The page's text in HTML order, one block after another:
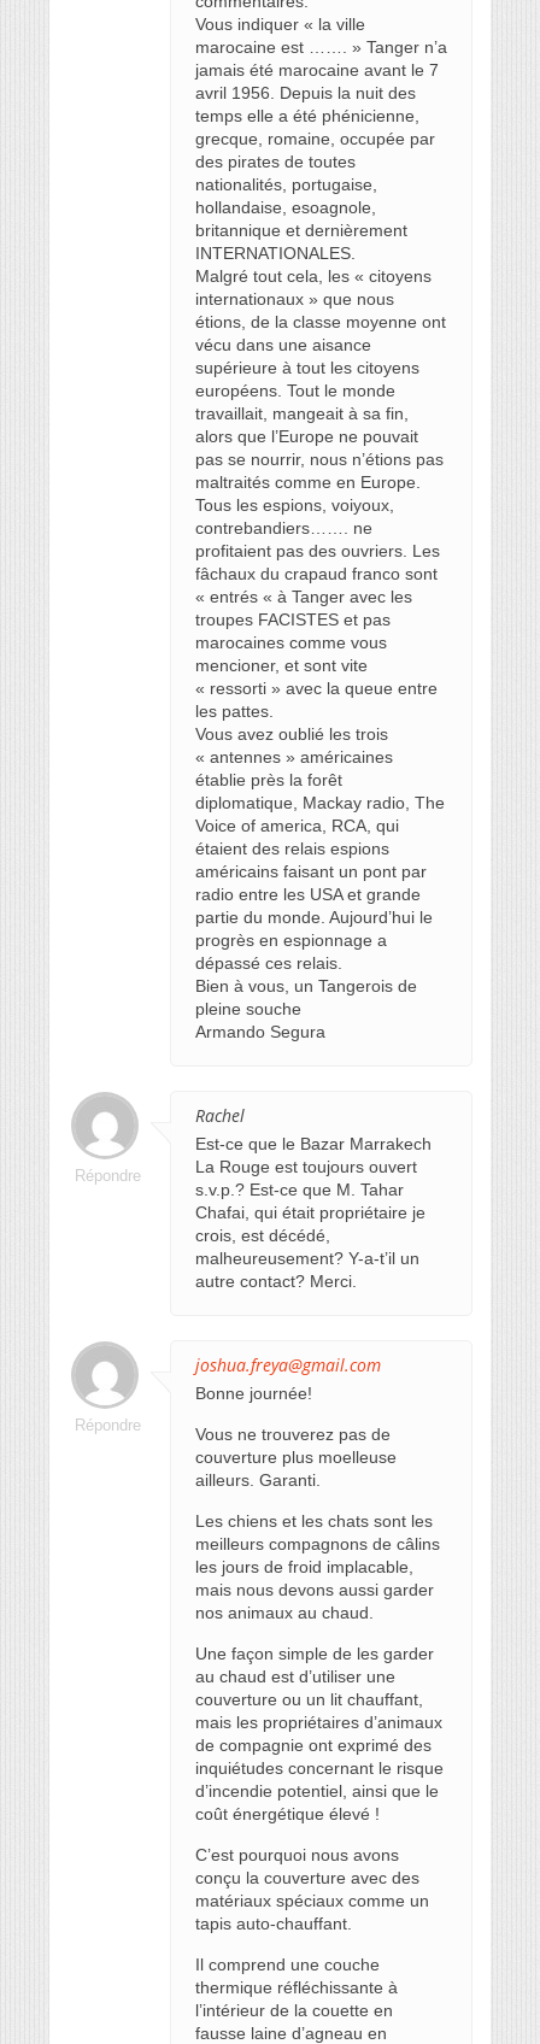
Vous indiquer « la ville
marocaine est ……. » Tanger n’a
jamais été marocaine avant le 7
avril 1956. Depuis la nuit des
temps elle a été phénicienne,
grecque, romaine, occupée par
des pirates de toutes
nationalités, portugaise,
hollandaise, esoagnole,
britannique et dernièrement
INTERNATIONALES.
Malgré tout cela, les « citoyens
internationaux » que nous
étions, de la classe moyenne ont
vécu dans une aisance
supérieure à tout les citoyens
européens. Tout le monde
travaillait, mangeait à sa fin,
alors que l’Europe ne pouvait
pas se nourrir, nous n’étions pas
maltraités comme en Europe.
Tous les espions, voiyoux,
contrebandiers……. ne
profitaient pas des ouvriers. Les
fâchaux du crapaud franco sont
« entrés « à Tanger avec les
troupes FACISTES et pas
marocaines comme vous
mencioner, et sont vite
« ressorti » avec la queue entre
les pattes.
Vous avez oublié les trois
« antennes » américaines
établie près la forêt
diplomatique, Mackay radio, The
Voice of america, RCA, qui
étaient des relais espions
américains faisant un pont par
radio entre les USA et grande
partie du monde. Aujourd’hui le
progrès en espionnage a
dépassé ces relais.
Bien à vous, un Tangerois de
pleine souche
Armando Segura
Rachel
Est-ce que le Bazar Marrakech
La Rouge est toujours ouvert
s.v.p.? Est-ce que M. Tahar
Chafai, qui était propriétaire je
crois, est décédé,
malheureusement? Y-a-t’il un
autre contact? Merci.
Répondre
joshua.freya@gmail.com
Bonne journée!
Vous ne trouverez pas de
couverture plus moelleuse
ailleurs. Garanti.
Les chiens et les chats sont les
meilleurs compagnons de câlins
les jours de froid implacable,
mais nous devons aussi garder
nos animaux au chaud.
Une façon simple de les garder
au chaud est d’utiliser une
couverture ou un lit chauffant,
mais les propriétaires d’animaux
de compagnie ont exprimé des
inquiétudes concernant le risque
d’incendie potentiel, ainsi que le
coût énergétique élevé !
C’est pourquoi nous avons
conçu la couverture avec des
matériaux spéciaux comme un
tapis auto-chauffant.
Il comprend une couche
thermique réfléchissante à
l’intérieur de la couette en
fausse laine d’agneau en
Répondre